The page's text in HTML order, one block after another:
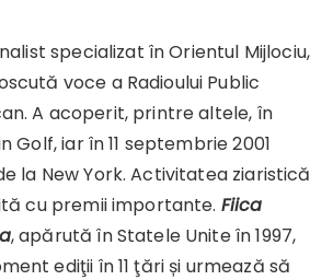
specializat în Orientul Mijlociu,
voce a Radioului Public
A acoperit, printre altele, în
Golf, iar în 11 septembrie 2001
la New York. Activitatea ziaristică
cu premii importante. Fiica
, apărută în Statele Unite în 1997,
ediţii în 11 ţări și urmează să